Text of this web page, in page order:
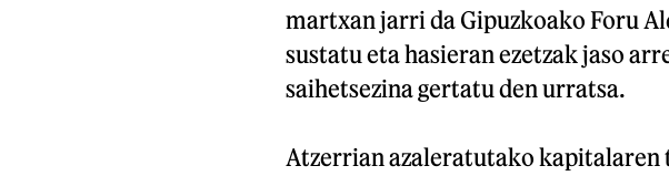
martxan jarri da Gipuzkoako Foru
sustatu eta hasieran ezetzak jaso
saihetsezina gertatu den urratsa.
Atzerrian azaleratutako kapitalaren